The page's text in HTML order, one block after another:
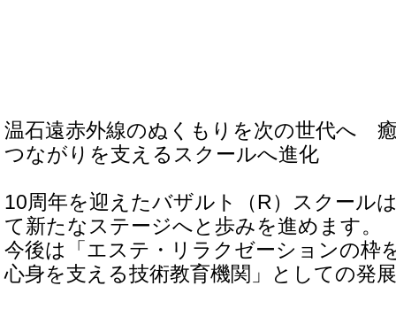
温石遠赤外線のぬくもりを次の世代へ
つながりを支えるスクールへ進化
10周年を迎えたバザルト（R）スクール
て新たなステージへと歩みを進めます。
今後は「エステ・リラクゼーションの枠
心身を支える技術教育機関」としての発